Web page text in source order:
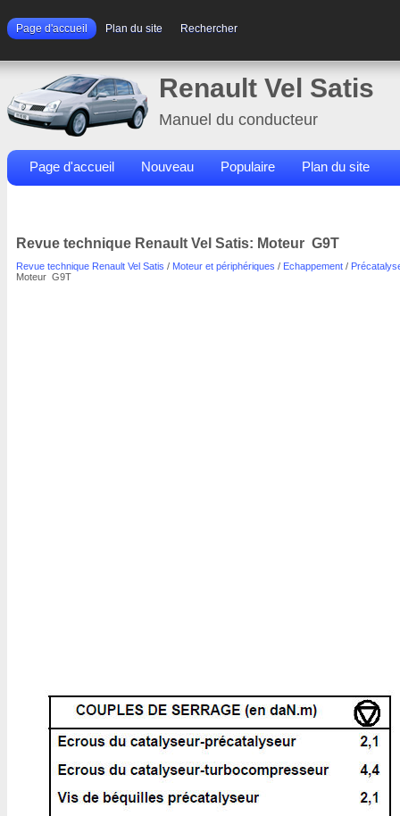
Page d'accueil Plan du site Rechercher
Renault Vel Satis
Manuel du conducteur
Page d'accueil Nouveau Populaire Plan du site
Revue technique Renault Vel Satis: Moteur G9T
Revue technique Renault Vel Satis / Moteur et périphériques / Echappement /
Moteur G9T